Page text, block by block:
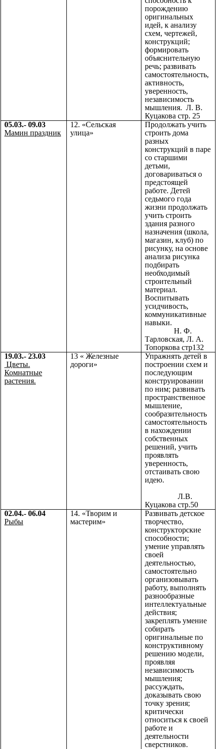
порождению
оригинальных
идей, к анализу
схем, чертежей,
конструкций;
формировать
объяснительную
речь; развивать
самостоятельность,
активность,
уверенность,
независимость
мышления. Л. В.
Куцакова стр. 25
05.03.- 09.03
Мамин праздник
12. «Сельская
улица»
Продолжать учить
строить дома
разных
конструкций в паре
со старшими
детьми,
договариваться о
предстоящей
работе. Детей
седьмого года
жизни продолжать
учить строить
здания разного
назначения (школа,
магазин, клуб) по
рисунку, на основе
анализа рисунка
подбирать
необходимый
строительный
материал.
Воспитывать
усидчивость,
коммуникативные
навыки.
Н. Ф.
Тарловская, Л. А.
Топоркова стр132
19.03.- 23.03
Цветы.
Комнатные
растения.
13 « Железные
дороги»
Упражнять детей в
построении схем и
последующим
конструировании
по ним; развивать
пространственное
мышление,
сообразительность
самостоятельность
в нахождении
собственных
решений, учить
проявлять
уверенность,
отстаивать свою
идею.
Л.В.
Куцакова стр.50
02.04.- 06.04
Рыбы
14. «Творим и
мастерим»
Развивать детское
творчество,
конструкторские
способности;
умение управлять
своей
деятельностью,
самостоятельно
организовывать
работу, выполнять
разнообразные
интеллектуальные
действия;
закреплять умение
собирать
оригинальные по
конструктивному
решению модели,
проявляя
независимость
мышления;
рассуждать,
доказывать свою
точку зрения;
критически
относиться к своей
работе и
деятельности
сверстников.